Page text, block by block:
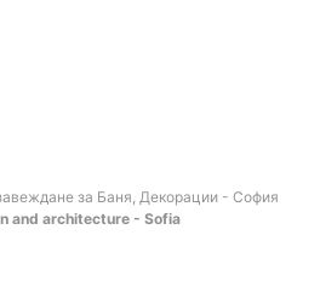
за Баня, Декорации - София
and architecture - Sofia